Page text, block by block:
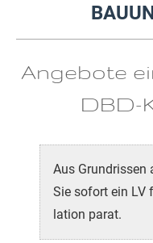
Angebote
DBD-
Aus Grund­rissen
Sie sofort ein LV
lation parat.